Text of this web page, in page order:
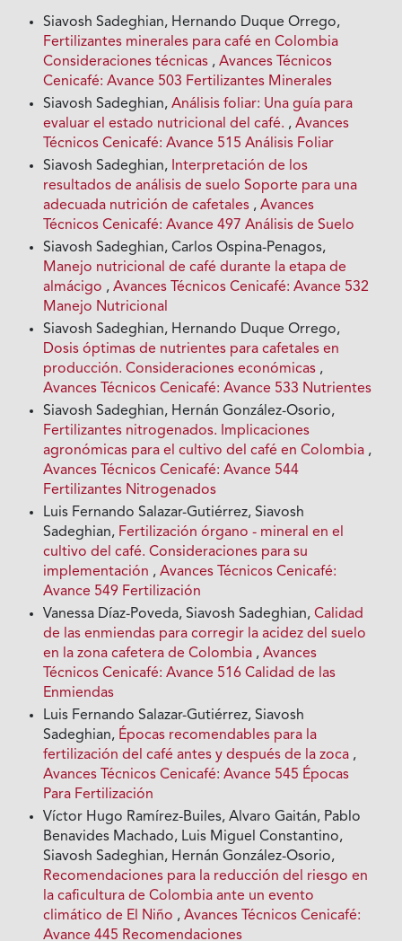
Siavosh Sadeghian, Hernando Duque Orrego,
Fertilizantes minerales para café en Colombia
Consideraciones técnicas ,Avances Técnicos
Cenicafé: Avance 503 Fertilizantes Minerales
Siavosh Sadeghian,Análisis foliar: Una guía para
evaluar el estado nutricional del café. ,Avances
Técnicos Cenicafé: Avance 515 Análisis Foliar
Siavosh Sadeghian, Interpretación de los
resultados de análisis de suelo Soporte para una
adecuada nutrición de cafetales ,Avances
Técnicos Cenicafé: Avance 497 Análisis de Suelo
Siavosh Sadeghian, Carlos Ospina-Penagos,
Manejo nutricional de café durante la etapa de
almácigo ,Avances Técnicos Cenicafé: Avance 532
Manejo Nutricional
Siavosh Sadeghian, Hernando Duque Orrego,
Dosis óptimas de nutrientes para cafetales en
producción. Consideraciones económicas ,
Avances Técnicos Cenicafé: Avance 533 Nutrientes
Siavosh Sadeghian, Hernán González-Osorio,
Fertilizantes nitrogenados. Implicaciones
agronómicas para el cultivo del café en Colombia ,
Avances Técnicos Cenicafé: Avance 544
Fertilizantes Nitrogenados
Luis Fernando Salazar-Gutiérrez, Siavosh
Sadeghian, Fertilización órgano - mineral en el
cultivo del café. Consideraciones para su
implementación ,Avances Técnicos Cenicafé:
Avance 549 Fertilización
Vanessa Díaz-Poveda, Siavosh Sadeghian,Calidad
de las enmiendas para corregir la acidez del suelo
en la zona cafetera de Colombia ,Avances
Técnicos Cenicafé: Avance 516 Calidad de las
Enmiendas
Luis Fernando Salazar-Gutiérrez, Siavosh
Sadeghian, Épocas recomendables para la
fertilización del café antes y después de la zoca ,
Avances Técnicos Cenicafé: Avance 545 Épocas
Para Fertilización
Víctor Hugo Ramírez-Builes, Alvaro Gaitán, Pablo
Benavides Machado, Luis Miguel Constantino,
Siavosh Sadeghian, Hernán González-Osorio,
Recomendaciones para la reducción del riesgo en
la caficultura de Colombia ante un evento
climático de El Niño ,Avances Técnicos Cenicafé:
Avance 445 Recomendaciones